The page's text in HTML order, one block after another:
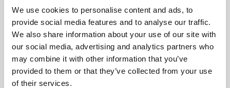
We use cookies to personalise content and ads, to
provide social media features and to analyse our traffic.
We also share information about your use of our site with
our social media, advertising and analytics partners who
may combine it with other information that you’ve
provided to them or that they’ve collected from your use
of their services.
ODZYSKIWANIE
Z OSTROŻNOŚCIĄ
Użyteczne części są
skrupulatnie odzyskiwane w
bezpiecznym środowisku ESD,
zapewniając brak uszkodzeń
ani zanieczyszczeń.